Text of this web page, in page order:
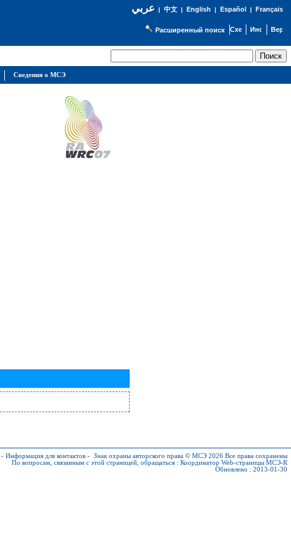
عربي| 中文| English | Español | Français
Расширенный поиск
- Информация для контактов - Знак охраны авторского права © МСЭ 2026 Все права сохранены
По вопросам, связанным с этой страницей, обращаться : Координатор Web-страницы МСЭ-R
Обновлено : 2013-01-30
Сведения о МСЭ